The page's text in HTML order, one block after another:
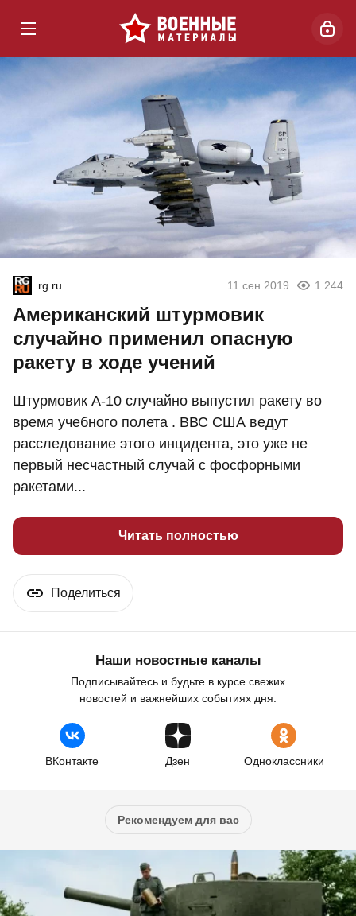
rg.ru 11 сен 2019 1 244
Американский штурмовик
случайно применил опасную
ракету в ходе учений
Штурмовик A-10 случайно выпустил ракету во
время учебного полета . ВВС США ведут
расследование этого инцидента, это уже не
первый несчастный случай с фосфорными
ракетами...
Читать полностью
Поделиться
Наши новостные каналы
Подписывайтесь и будьте в курсе свежих
новостей и важнейших событиях дня.
ВКонтакте Дзен Одноклассники
Рекомендуем для вас